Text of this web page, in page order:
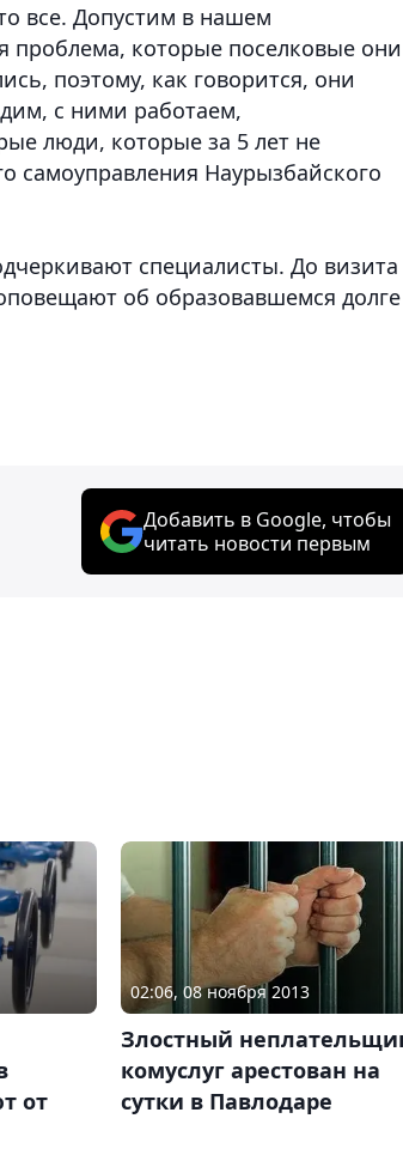
все. Допустим в нашем
проблема, которые поселковые они
поэтому, как говорится, они
с ними работаем,
люди, которые за 5 лет не
самоуправления Наурызбайского
специалисты. До визита
об образовавшемся
Добавить в Google, чтобы
читать новости первым
от
02:06, 08 ноября 2013
Злостный
комуслуг арестован на
сутки в Павлодаре